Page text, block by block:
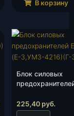
В корзину
Блок силовых
(Г-3302
225,40 руб.